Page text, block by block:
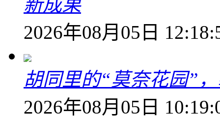
新成果
2026年08月05日
胡同里的“莫奈花园”
2026年08月05日